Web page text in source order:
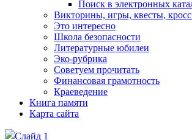
Поиск в электронных
Викторины, игры, квесты,
Это интересно
Школа безопасности
Литературные юбилеи
Эко-рубрика
Советуем прочитать
Финансовая грамотность
Краеведение
Книга памяти
Карта сайта